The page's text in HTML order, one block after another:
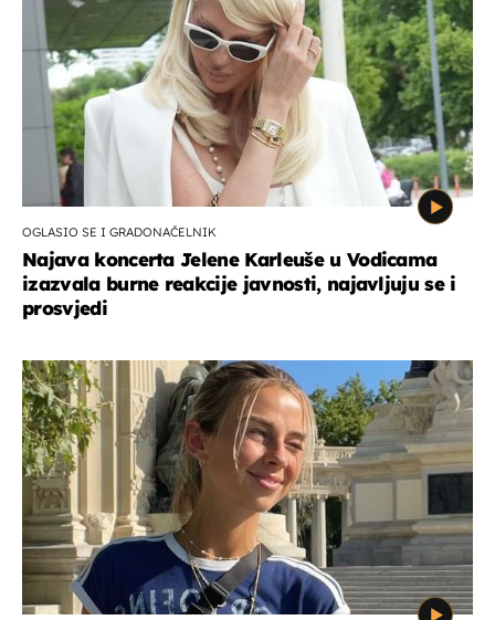
OGLASIO SE I GRADONAČELNIK
Najava koncerta Jelene Karleuše u Vodicama
izazvala burne reakcije javnosti, najavljuju se i
prosvjedi